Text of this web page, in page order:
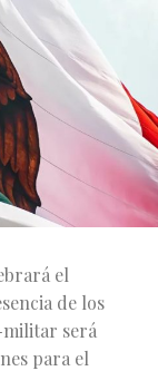
el
de los
militar será
para el